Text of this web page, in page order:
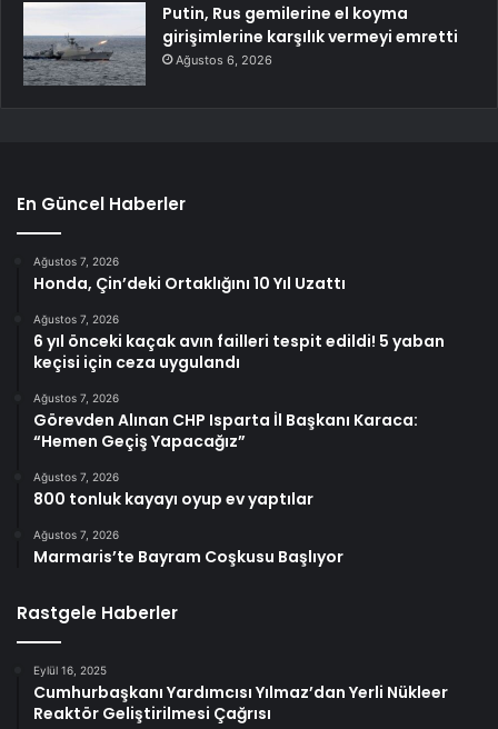
Putin, Rus gemilerine el koyma
girişimlerine karşılık vermeyi emretti
Ağustos 6, 2026
En Güncel Haberler
Ağustos 7, 2026
Honda, Çin’deki Ortaklığını 10 Yıl Uzattı
Ağustos 7, 2026
6 yıl önceki kaçak avın failleri tespit edildi! 5 yaban
keçisi için ceza uygulandı
Ağustos 7, 2026
Görevden Alınan CHP Isparta İl Başkanı Karaca:
“Hemen Geçiş Yapacağız”
Ağustos 7, 2026
800 tonluk kayayı oyup ev yaptılar
Ağustos 7, 2026
Marmaris’te Bayram Coşkusu Başlıyor
Rastgele Haberler
Eylül 16, 2025
Cumhurbaşkanı Yardımcısı Yılmaz’dan Yerli Nükleer
Reaktör Geliştirilmesi Çağrısı